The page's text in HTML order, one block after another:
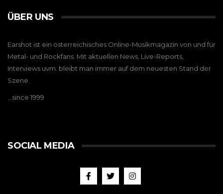
ÜBER UNS
Earshot ist ein österreichisches Online-Musikmagazin von und für
Metal- und Rockfans. Mit aktuellen News, Live-Reports,
Interviews uvm. bleibt man immer auf dem neuesten Stand der
Szene.
…since 1999
SOCIAL MEDIA